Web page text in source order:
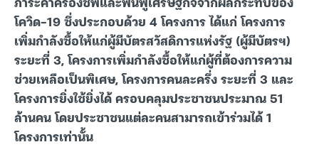
โควิด-19 ซึ่งประกอบด้วย 4 โครงการ ได้แก่ โครงการ
เพิ่มกำลังซื้อให้แก่ผู้มีบัตรสวัสดิการแห่งรัฐ (ผู้มีบัตรฯ)
ระยะที่ 3, โครงการเพิ่มกำลังซื้อให้แก่ผู้ที่ต้องการความ
ช่วยเหลือเป็นพิเศษ, โครงการคนละครึ่ง ระยะที่ 3 และ
โครงการยิ่งใช้ยิ่งได้ ครอบคลุมประชาชนประมาณ 51
ล้านคน โดยประชาชนแต่ละคนสามารถเข้าร่วมได้ 1
โครงการเท่านั้น